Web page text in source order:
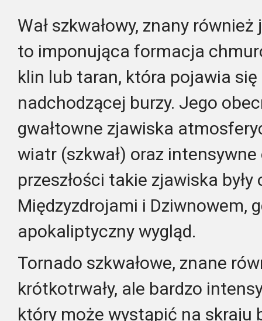
Wał szkwałowy, znany
to imponująca formacja
klin lub taran, która pojawia
nadchodzącej burzy. Jego
gwałtowne zjawiska
wiatr (szkwał) oraz
przeszłości takie zjawiska
Międzyzdrojami i Dziwnowem,
apokaliptyczny wygląd.
Tornado szkwałowe, znane
krótkotrwały, ale bardzo
który może wystąpić na skraju